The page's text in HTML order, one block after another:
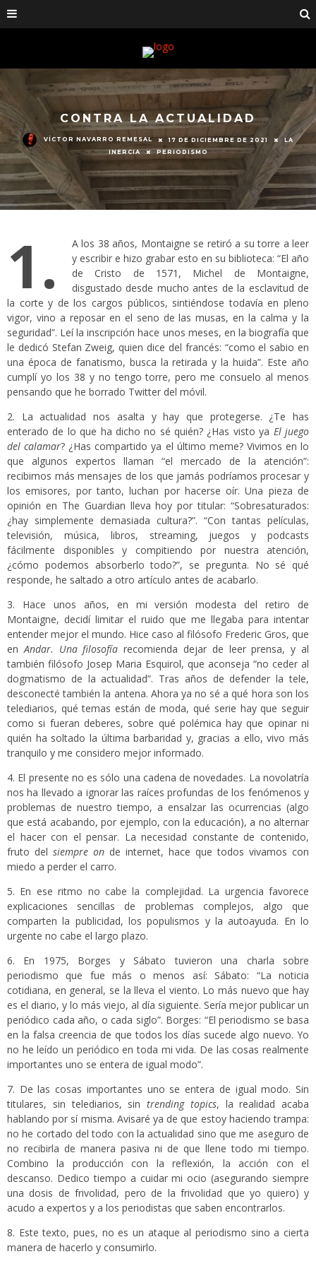
CONTRA LA ACTUALIDAD
VÍCTOR NAVARRO REMESAL 17 DE DICIEMBRE DE 2021
LA
INERCIA
PERIODISMO
1.
A los 38 años, Montaigne se retiró a su torre a leer
y escribir e hizo grabar esto en su biblioteca: “El año
de Cristo de 1571, Michel de Montaigne,
disgustado desde mucho antes de la esclavitud de
la corte y de los cargos públicos, sintiéndose todavía en pleno
vigor, vino a reposar en el seno de las musas, en la calma y la
seguridad”. Leí la inscripción hace unos meses, en la biografía que
le dedicó Stefan Zweig, quien dice del francés: “como el sabio en
una época de fanatismo, busca la retirada y la huida”. Este año
cumplí yo los 38 y no tengo torre, pero me consuelo al menos
pensando que he borrado Twitter del móvil.
2. La actualidad nos asalta y hay que protegerse. ¿Te has
enterado de lo que ha dicho no sé quién? ¿Has visto ya El juego
del calamar? ¿Has compartido ya el último meme? Vivimos en lo
que algunos expertos llaman “el mercado de la atención”:
recibimos más mensajes de los que jamás podríamos procesar y
los emisores, por tanto, luchan por hacerse oír. Una pieza de
opinión en The Guardian lleva hoy por titular: “Sobresaturados:
¿hay simplemente demasiada cultura?”. “Con tantas películas,
televisión, música, libros, streaming, juegos y podcasts
fácilmente disponibles y compitiendo por nuestra atención,
¿cómo podemos absorberlo todo?”, se pregunta. No sé qué
responde, he saltado a otro artículo antes de acabarlo.
3. Hace unos años, en mi versión modesta del retiro de
Montaigne, decidí limitar el ruido que me llegaba para intentar
entender mejor el mundo. Hice caso al filósofo Frederic Gros, que
enAndar. Una filosofíarecomienda dejar de leer prensa, y al
también filósofo Josep Maria Esquirol, que aconseja “no ceder al
dogmatismo de la actualidad”. Tras años de defender la tele,
desconecté también la antena. Ahora ya no sé a qué hora son los
telediarios, qué temas están de moda, qué serie hay que seguir
como si fueran deberes, sobre qué polémica hay que opinar ni
quién ha soltado la última barbaridad y, gracias a ello, vivo más
tranquilo y me considero mejor informado.
4. El presente no es sólo una cadena de novedades. La novolatría
nos ha llevado a ignorar las raíces profundas de los fenómenos y
problemas de nuestro tiempo, a ensalzar las ocurrencias (algo
que está acabando, por ejemplo, con la educación), a no alternar
el hacer con el pensar. La necesidad constante de contenido,
fruto del siempre on de internet, hace que todos vivamos con
miedo a perder el carro.
5. En ese ritmo no cabe la complejidad. La urgencia favorece
explicaciones sencillas de problemas complejos, algo que
comparten la publicidad, los populismos y la autoayuda. En lo
urgente no cabe el largo plazo.
6. En 1975, Borges y Sábato tuvieron una charla sobre
periodismo que fue más o menos así: Sábato: “La noticia
cotidiana, en general, se la lleva el viento. Lo más nuevo que hay
es el diario, y lo más viejo, al día siguiente. Sería mejor publicar un
periódico cada año, o cada siglo”. Borges: “El periodismo se basa
en la falsa creencia de que todos los días sucede algo nuevo. Yo
no he leído un periódico en toda mi vida. De las cosas realmente
importantes uno se entera de igual modo”.
7. De las cosas importantes uno se entera de igual modo. Sin
titulares, sin telediarios, sin trending topics, la realidad acaba
hablando por sí misma. Avisaré ya de que estoy haciendo trampa:
no he cortado del todo con la actualidad sino que me aseguro de
no recibirla de manera pasiva ni de que llene todo mi tiempo.
Combino la producción con la reflexión, la acción con el
descanso. Dedico tiempo a cuidar mi ocio (asegurando siempre
una dosis de frivolidad, pero de la frivolidad que yo quiero) y
acudo a expertos y a los periodistas que saben encontrarlos.
8. Este texto, pues, no es un ataque al periodismo sino a cierta
manera de hacerlo y consumirlo.